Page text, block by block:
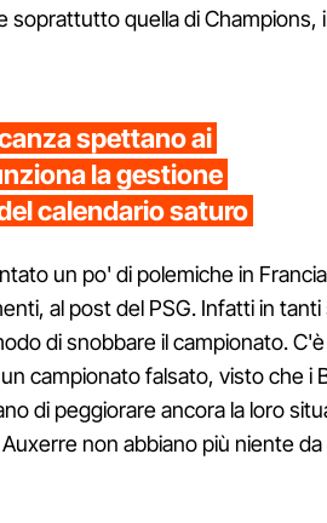
soprattutto quella di Champions,
spettano ai
la gestione
calendario saturo
un po' di polemiche in
al post del PSG. Infatti in tanti
di snobbare il campionato.
campionato falsato, visto che i
di peggiorare ancora la loro
non abbiano più niente